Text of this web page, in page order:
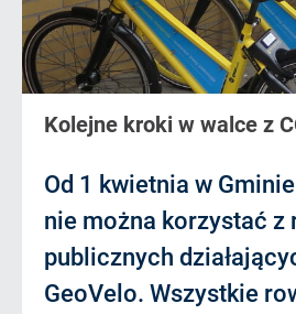
Kolejne kroki w walce z
Od 1 kwietnia w
nie można korzystać z
publicznych
GeoVelo. Wszystkie